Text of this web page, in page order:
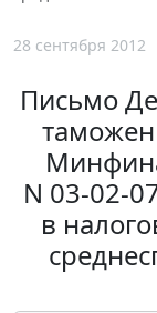
28 сентября 2012
Письмо
N 03-02-
в